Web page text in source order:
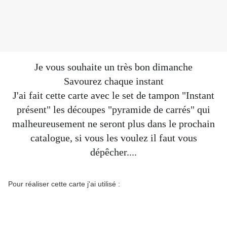
Je vous souhaite un très bon dimanche
Savourez chaque instant
J'ai fait cette carte avec le set de tampon "Instant
présent" les découpes "pyramide de carrés" qui
malheureusement ne seront plus dans le prochain
catalogue, si vous les voulez il faut vous
dépêcher....
Pour réaliser cette carte j'ai utilisé :